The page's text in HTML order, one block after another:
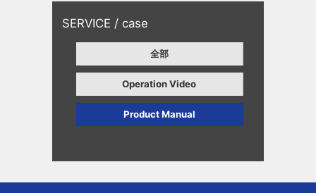
SERVICE / case
全部
Operation Video
Product Manual